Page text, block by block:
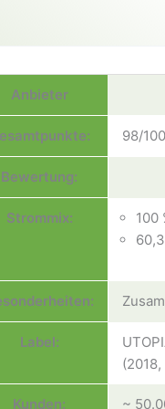
Anbieter
98/100
Bewertung:
Strommix:
100
Label:
Kunden: ~